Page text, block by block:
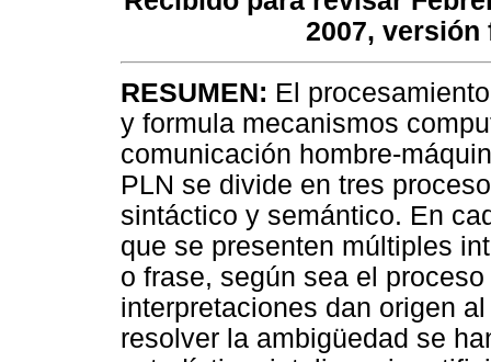
2007, versión
RESUMEN: El
y formula mecanismos
comunicación hombre-
PLN se divide en tres
sintáctico y semántico. En
que se presenten múltiples
o frase, según sea el
interpretaciones dan origen
resolver la ambigüedad se